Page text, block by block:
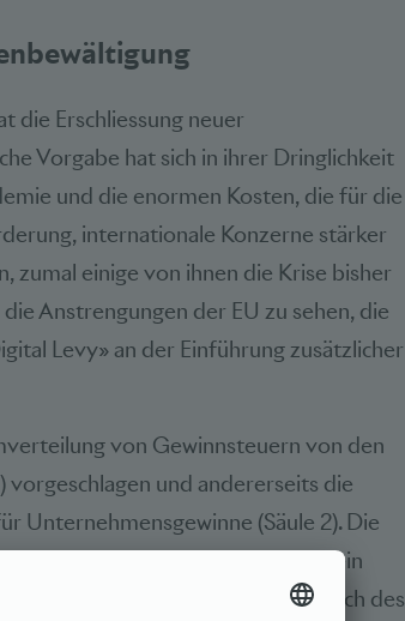
die Erschliessung neuer
Vorgabe hat sich in ihrer Dringlichkeit
und die enormen Kosten, die für die
internationale Konzerne stärker
einige von ihnen die Krise bisher
Anstrengungen der EU zu sehen, die
Levy» an der Einführung zusätzlicher
von Gewinnsteuern von den
und andererseits die
Unternehmensgewinne (Säule 2). Die
Arbeit noch sehr allgemein
Zahlen, beispielsweise bezüglich des